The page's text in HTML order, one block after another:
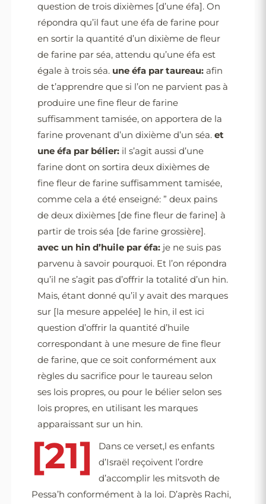
question de trois dixièmes [d’une éfa]. On
répondra qu’il faut une éfa de farine pour
en sortir la quantité d’un dixième de fleur
de farine par séa, attendu qu’une éfa est
égale à trois séa. une éfa par taureau:afin
de t’apprendre que si l’on ne parvient pas à
produire une fine fleur de farine
suffisamment tamisée, on apportera de la
farine provenant d’un dixième d’un séa.et
une éfa par bélier: il s’agit aussi d’une
farine dont on sortira deux dixièmes de
fine fleur de farine suffisamment tamisée,
comme cela a été enseigné: ” deux pains
de deux dixièmes [de fine fleur de farine] à
partir de trois séa [de farine grossière].
avec un hin d’huile par éfa: je ne suis pas
parvenu à savoir pourquoi. Et l’on répondra
qu’il ne s’agit pas d’offrir la totalité d’un hin.
Mais, étant donné qu’il y avait des marques
sur [la mesure appelée] le hin, il est ici
question d’offrir la quantité d’huile
correspondant à une mesure de fine fleur
de farine, que ce soit conformément aux
règles du sacrifice pour le taureau selon
ses lois propres, ou pour le bélier selon ses
lois propres, en utilisant les marques
apparaissant sur un hin.
[21]
Dans ce verset,l es enfants
d’Israël reçoivent l’ordre
d’accomplir les mitsvoth de
Pessa’h conformément à la loi. D’après Rachi,